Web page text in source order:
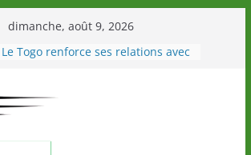
dimanche, août 9, 2026
Le Togo renforce ses relations avec
Éléphants en Côte d’Ivoire
LOTO DETENTE”, un nouveau tirage